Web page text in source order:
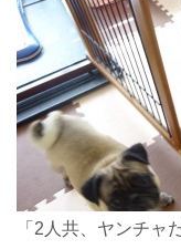
「2人共、ヤンチャ